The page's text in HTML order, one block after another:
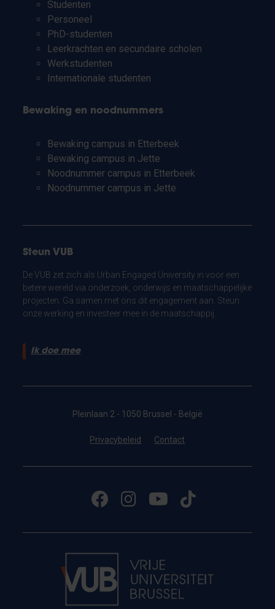
Studenten
Personeel
PhD-studenten
Leerkrachten en secundaire scholen
Werkstudenten
Internationale studenten
Bewaking en noodnummers
Bewaking campus in Etterbeek
Bewaking campus in Jette
Noodnummer campus in Etterbeek
Noodnummer campus in Jette
Steun VUB
De VUB zet zich als Urban Engaged University in voor een
betere wereld via onderzoek, onderwijs en maatschappelijke
projecten. Ga samen met ons dit engagement aan. Steun
onze werking en investeer mee in de maatschappij.
Ik doe mee
Pleinlaan 2 - 1050 Brussel - België
Privacybeleid Contact